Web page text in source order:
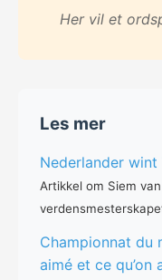
Her vil et
Les mer
Nederlander
Artikkel om Siem
Championnat du
aimé et ce qu’on